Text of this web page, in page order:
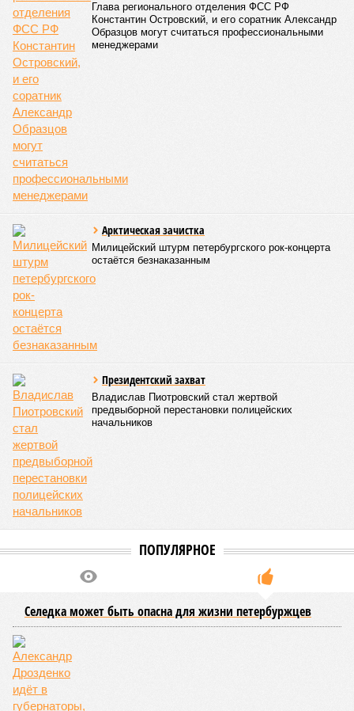
Глава регионального отделения ФСС РФ
Константин Островский, и его соратник Александр
Образцов могут считаться профессиональными
менеджерами
Арктическая зачистка
Милицейский штурм петербургского рок-концерта
остаётся безнаказанным
Президентский захват
Владислав Пиотровский стал жертвой
предвыборной перестановки полицейских
начальников
ПОПУЛЯРНОЕ
Селедка может быть опасна для жизни петербуржцев